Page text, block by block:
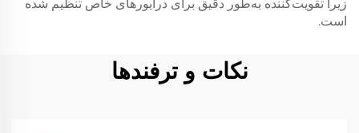
زیرا تقویت‌کننده به‌طور دقیق برای درایورهای خاص تنظیم شده
است.
نکات و ترفندها